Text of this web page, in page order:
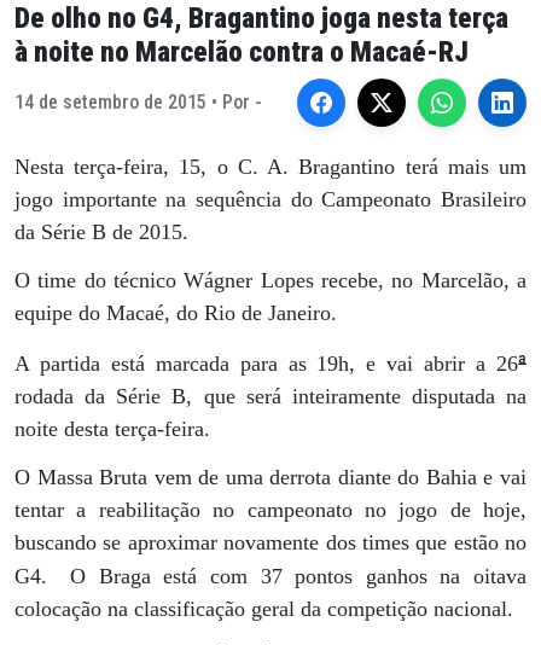
De olho no G4, Bragantino joga nesta terça
à noite no Marcelão contra o Macaé-RJ
14 de setembro de 2015 • Por -
Nesta terça-feira, 15, o C. A. Bragantino terá mais um
jogo importante na sequência do Campeonato Brasileiro
da Série B de 2015.
O time do técnico Wágner Lopes recebe, no Marcelão, a
equipe do Macaé, do Rio de Janeiro.
A partida está marcada para as 19h, e vai abrir a 26ª
rodada da Série B, que será inteiramente disputada na
noite desta terça-feira.
O Massa Bruta vem de uma derrota diante do Bahia e vai
tentar a reabilitação no campeonato no jogo de hoje,
buscando se aproximar novamente dos times que estão no
G4.
O Braga está com 37 pontos ganhos na oitava
colocação na classificação geral da competição nacional.